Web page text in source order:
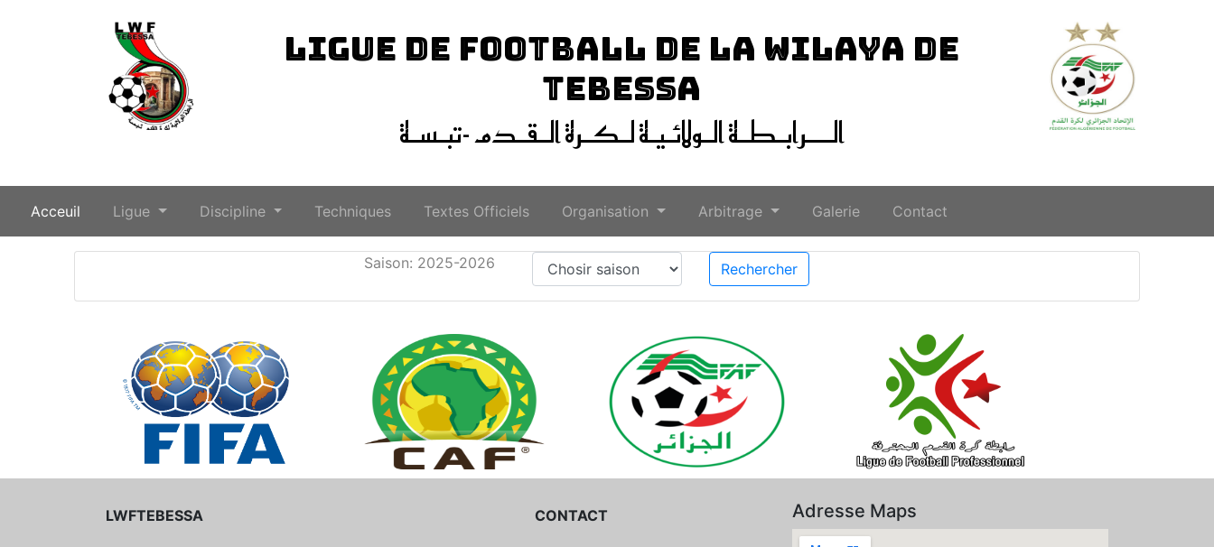
LIGUE DE FOOTBALL DE LA WILAYA DE
TEBESSA
الـــرابـطـة الـولائـيـة لـكـرة الـقـدم -تبـسـة
Acceuil (current)
Ligue Discipline Techniques Textes Officiels Organisation Arbitrage Galerie Contact
Saison: 2025-2026 Rechercher
LWFTEBESSA CONTACT Adresse Maps